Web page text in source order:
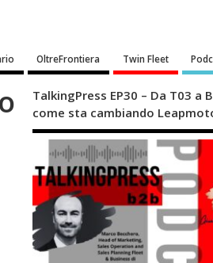
OltreFrontiera Twin Fleet
TalkingPress EP30 – Da T03 a
come sta cambiando